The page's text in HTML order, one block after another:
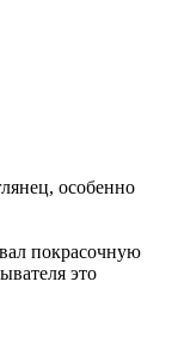
особенно
покрасочную
это